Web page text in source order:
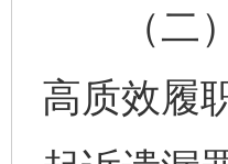
（二）
高质效履